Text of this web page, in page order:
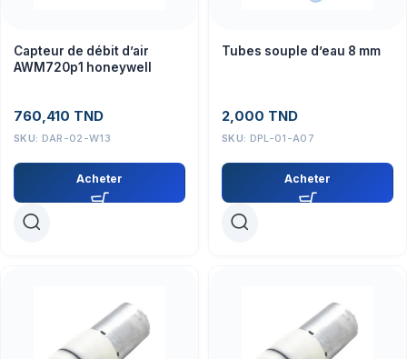
Capteur de débit d’air
AWM720p1 honeywell
760,410 TND
SKU: DAR-02-W13
Acheter
Tubes souple d’eau 8 mm
2,000 TND
SKU: DPL-01-A07
Acheter